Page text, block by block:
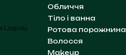
Обличчя
Тіло і ванна
Ротова порожнина
Волосся
Makeup